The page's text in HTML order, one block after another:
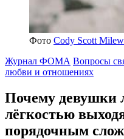
Фото Cody Scott
Журнал ФОМА Вопросы
любви и отношениях
Почему девушки
лёгкостью
порядочным